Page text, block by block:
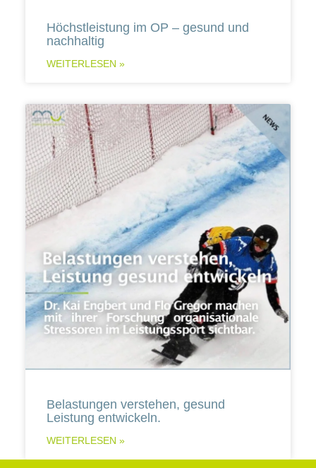
Höchstleistung im OP – gesund und
nachhaltig
WEITERLESEN »
Belastungen verstehen, gesund
Leistung entwickeln.
WEITERLESEN »